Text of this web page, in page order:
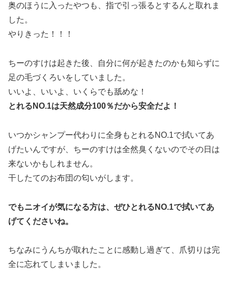
奥のほうに入ったやつも、指で引っ張るとするんと取れま
した。
やりきった！！！
ちーのすけは起きた後、自分に何が起きたのかも知らずに
足の毛づくろいをしていました。
いいよ、いいよ、いくらでも舐めな！
とれるNO.1は天然成分100％だから安全だよ！
いつかシャンプー代わりに全身もとれるNO.1で拭いてあ
げたいんですが、ちーのすけは全然臭くないのでその日は
来ないかもしれません。
干したてのお布団の匂いがします。
でもニオイが気になる方は、ぜひとれるNO.1で拭いてあ
げてくださいね。
ちなみにうんちが取れたことに感動し過ぎて、爪切りは完
全に忘れてしまいました。